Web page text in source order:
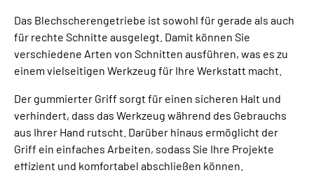
Das Blechscherengetriebe ist sowohl für gerade als auch
für rechte Schnitte ausgelegt. Damit können Sie
verschiedene Arten von Schnitten ausführen, was es zu
einem vielseitigen Werkzeug für Ihre Werkstatt macht.
Der gummierter Griff sorgt für einen sicheren Halt und
verhindert, dass das Werkzeug während des Gebrauchs
aus Ihrer Hand rutscht. Darüber hinaus ermöglicht der
Griff ein einfaches Arbeiten, sodass Sie Ihre Projekte
effizient und komfortabel abschließen können.